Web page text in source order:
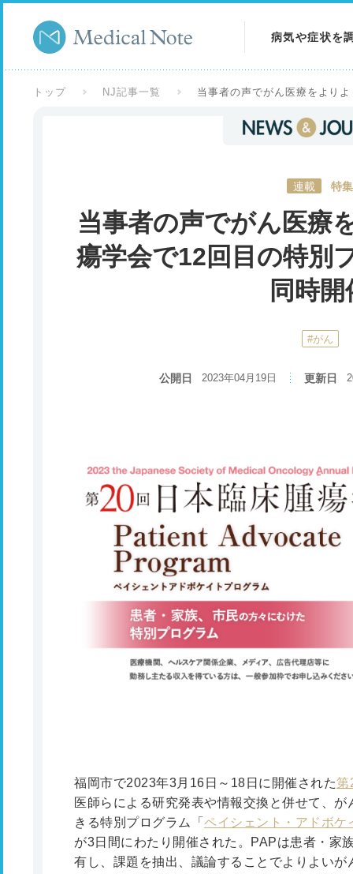
病気や症状を
症状を調べる
トップ NJ記事一覧 当事者の声でがん医療をより
連載 特集
当事者の声でがん医療
瘍学会で12回目の特別
同時開
#がん
公開日 2023年04月19日 更新日
福岡市で2023年3月16日～18日に開催された第
医師らによる研究発表や情報交換と併せて、
きる特別プログラム「 ペイシェント・アドボケ
が3日間にわたり開催された。PAPは患者・家
有し、課題を抽出、議論することでよりよい